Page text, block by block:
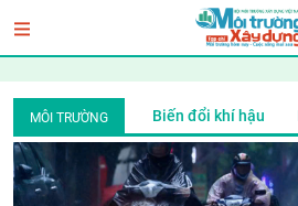
MÔI TRƯỜNG
môi trường xanh Biến đổi khí hậu